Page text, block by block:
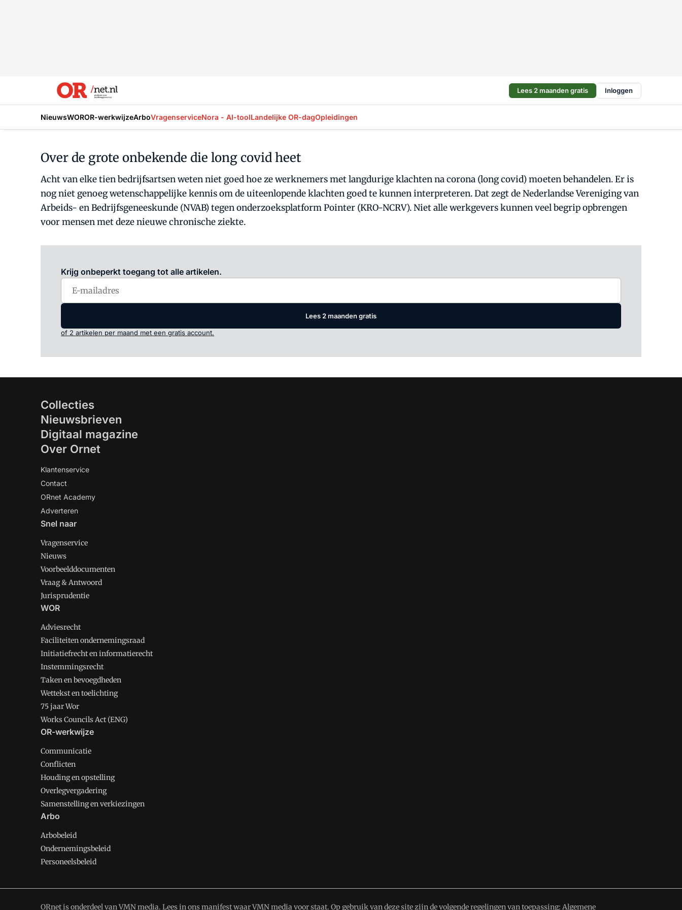
Lees 2 maanden gratis Inloggen
NieuwsWOROR-werkwijzeArboVragenserviceNora - AI-toolLandelijke OR-dagOpleidingen
Over de grote onbekende die long covid heet
Acht van elke tien bedrijfsartsen weten niet goed hoe ze werknemers met langdurige klachten na corona (long covid) moeten behandelen. Er is
nog niet genoeg wetenschappelijke kennis om de uiteenlopende klachten goed te kunnen interpreteren. Dat zegt de Nederlandse Vereniging van
Arbeids- en Bedrijfsgeneeskunde (NVAB) tegen onderzoeksplatform Pointer (KRO-NCRV). Niet alle werkgevers kunnen veel begrip opbrengen
voor mensen met deze nieuwe chronische ziekte.
Krijg onbeperkt toegang tot alle artikelen.
Lees 2 maanden gratis
of 2 artikelen per maand met een gratis account.
Collecties
Nieuwsbrieven
Digitaal magazine
Over Ornet
Klantenservice
Contact
ORnet Academy
Adverteren
Snel naar
Vragenservice
Nieuws
Voorbeelddocumenten
Vraag & Antwoord
Jurisprudentie
WOR
Adviesrecht
Faciliteiten ondernemingsraad
Initiatiefrecht en informatierecht
Instemmingsrecht
Taken en bevoegdheden
Wettekst en toelichting
75 jaar Wor
Works Councils Act (ENG)
OR-werkwijze
Communicatie
Conflicten
Houding en opstelling
Overlegvergadering
Samenstelling en verkiezingen
Arbo
Arbobeleid
Ondernemingsbeleid
Personeelsbeleid
ORnet is onderdeel van VMN media. Lees inons manifestwaar VMN media voor staat. Op gebruik van deze site zijn de volgende regelingen van toepassing: Algemene